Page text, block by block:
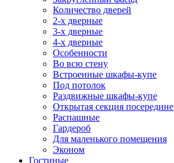
Количество дверей
2-х дверные
3-х дверные
4-х дверные
Особенности
Во всю стену
Встроенные шкафы-купе
Под потолок
Раздвижные шкафы-купе
Открытая секция посередине
Распашные
Гардероб
Для маленького помещения
Эконом
Гостиные